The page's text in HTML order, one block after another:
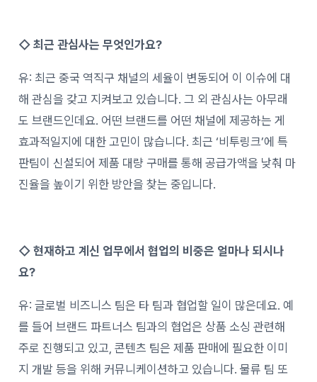
◇최근 관심사는 무엇인가요?
유: 최근 중국 역직구 채널의 세율이 변동되어 이 이슈에 대
해 관심을 갖고 지켜보고 있습니다. 그 외 관심사는 아무래
도 브랜드인데요. 어떤 브랜드를 어떤 채널에 제공하는 게
효과적일지에 대한 고민이 많습니다. 최근 ‘비투링크’에 특
판팀이 신설되어 제품 대량 구매를 통해 공급가액을 낮춰 마
진율을 높이기 위한 방안을 찾는 중입니다.
◇현재하고 계신 업무에서 협업의 비중은 얼마나 되시나
요?
유: 글로벌 비즈니스 팀은 타 팀과 협업할 일이 많은데요. 예
를 들어 브랜드 파트너스 팀과의 협업은 상품 소싱 관련해
주로 진행되고 있고, 콘텐츠 팀은 제품 판매에 필요한 이미
지 개발 등을 위해 커뮤니케이션하고 있습니다. 물류 팀 또